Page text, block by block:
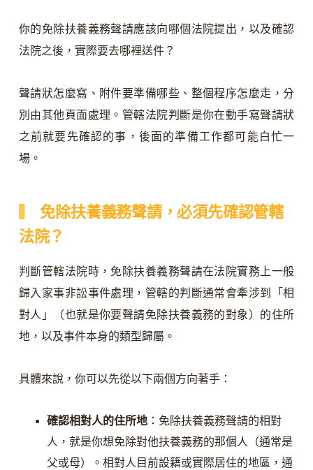
你的免除扶養義務聲請應該向哪個法院提出，以及確認
法院之後，實際要去哪裡送件？
聲請狀怎麼寫、附件要準備哪些、整個程序怎麼走，分
別由其他頁面處理。管轄法院判斷是你在動手寫聲請狀
之前就要先確認的事，後面的準備工作都可能白忙一
場。
免除扶養義務聲請，必須先確認管轄
法院？
判斷管轄法院時，免除扶養義務聲請在法院實務上一般
歸入家事非訟事件處理，管轄的判斷通常會牽涉到「相
對人」（也就是你要聲請免除扶養義務的對象）的住所
地，以及事件本身的類型歸屬。
具體來說，你可以先從以下兩個方向著手：
確認相對人的住所地：免除扶養義務聲請的相對
人，就是你想免除對他扶養義務的那個人（通常是
父或母）。相對人目前設籍或實際居住的地區，通